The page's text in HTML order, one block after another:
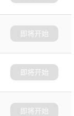
即将开始
即将开始
即将开始